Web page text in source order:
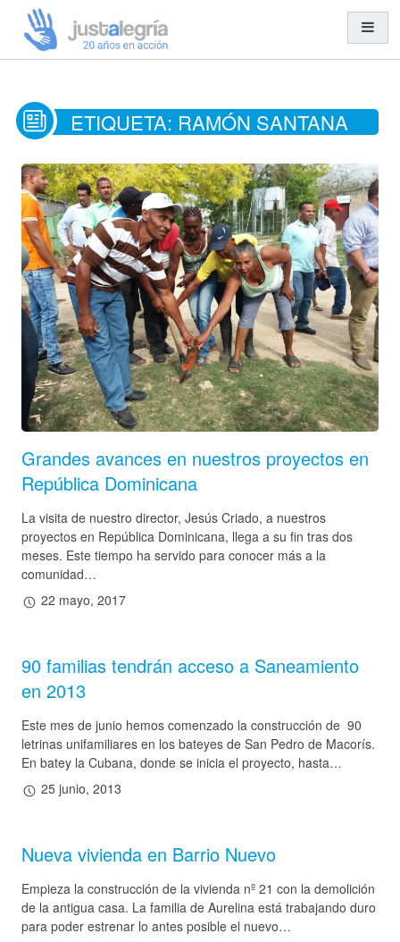
Misión y Visión
Organización y Equipo
Transparencia
Entidades Solidarias
Trabajo en Red
Cooperación al Desarrollo
Ayuda Humanitaria
Acción Social
Educación para el Desarrollo
Hazte socio
Entidades solidarias
Donación
Voluntariado
Actualidad
Galería de Fotos
Galería de Vídeos
Contactar
ETIQUETA: RAMÓN SANTANA
Grandes avances en nuestros proyectos en
República Dominicana
La visita de nuestro director, Jesús Criado, a nuestros
proyectos en República Dominicana, llega a su fin tras dos
meses. Este tiempo ha servido para conocer más a la
comunidad…
22 mayo, 2017
90 familias tendrán acceso a Saneamiento
en 2013
Este mes de junio hemos comenzado la construcción de 90
letrinas unifamiliares en los bateyes de San Pedro de Macorís.
En batey la Cubana, donde se inicia el proyecto, hasta…
25 junio, 2013
Nueva vivienda en Barrio Nuevo
Empieza la construcción de la vivienda nº 21 con la demolición
de la antigua casa. La familia de Aurelina está trabajando duro
para poder estrenar lo antes posible el nuevo…